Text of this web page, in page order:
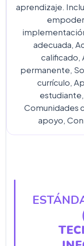
aprendizaje.
adecuada,
calificado,
permanente,
currículo,
Comunidades
apoyo,